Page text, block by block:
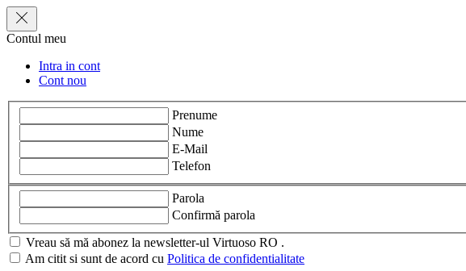
Contul meu
Intra in cont
Cont nou
Prenume
Nume
E-Mail
Telefon
Parola
Confirmă parola
Vreau să mă abonez la newsletter-ul Virtuoso RO .
Am citit si sunt de acord cu Politica de confidentialitate